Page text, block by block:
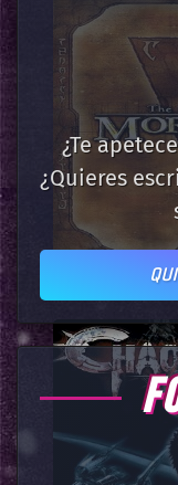
¿Te
¿Quieres